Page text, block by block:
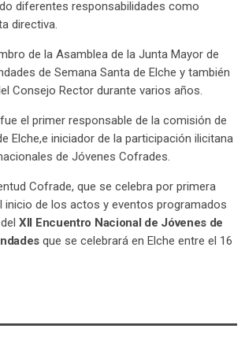
diferentes responsabilidades como
directiva.
de la Asamblea de la Junta Mayor de
de Semana Santa de Elche y también
Consejo Rector durante varios años.
el primer responsable de la comisión de
Elche,e iniciador de la participación ilicitana
de Jóvenes Cofrades.
Cofrade, que se celebra por primera
inicio de los actos y eventos programados
XII Encuentro Nacional de Jóvenes de
que se celebrará en Elche entre el 16